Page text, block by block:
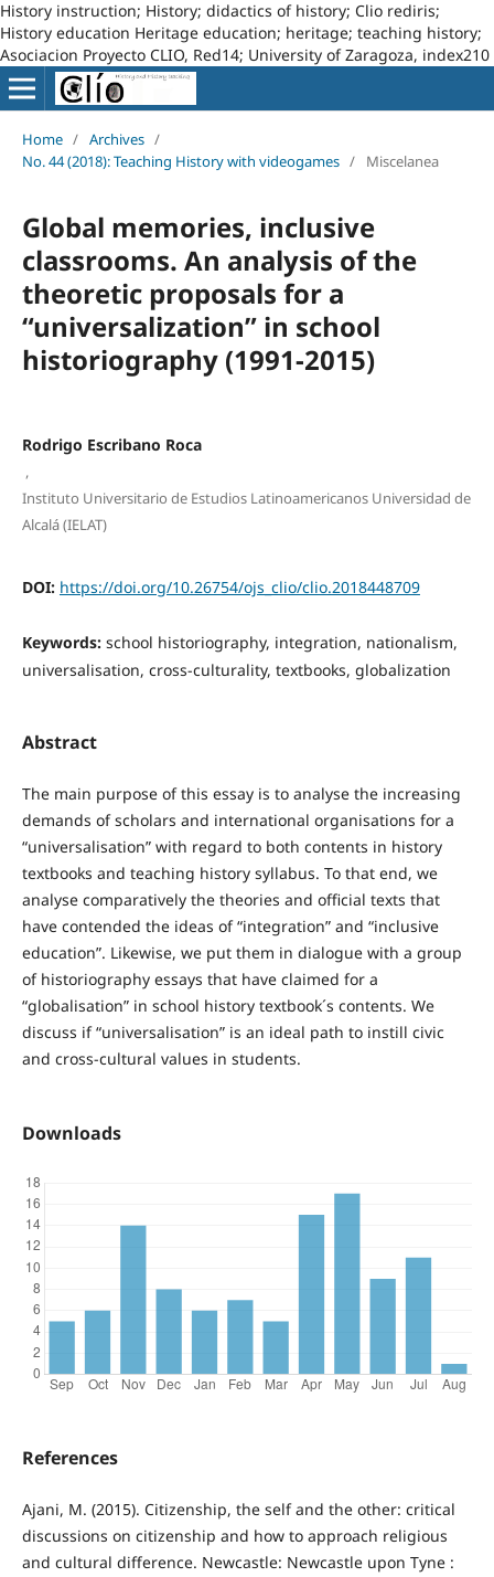
History instruction; History; didactics of history; Clio rediris;
History education Heritage education; heritage; teaching history;
Asociacion Proyecto CLIO, Red14; University of Zaragoza, index210
Home / Archives /
No. 44 (2018): Teaching History with videogames / Miscelanea
Global memories, inclusive
classrooms. An analysis of the
theoretic proposals for a
“universalization” in school
historiography (1991-2015)
Rodrigo Escribano Roca
,
Instituto Universitario de Estudios Latinoamericanos Universidad de
Alcalá (IELAT)
DOI: https://doi.org/10.26754/ojs_clio/clio.2018448709
Keywords: school historiography, integration, nationalism,
universalisation, cross-culturality, textbooks, globalization
Abstract
The main purpose of this essay is to analyse the increasing
demands of scholars and international organisations for a
“universalisation” with regard to both contents in history
textbooks and teaching history syllabus. To that end, we
analyse comparatively the theories and official texts that
have contended the ideas of “integration” and “inclusive
education”. Likewise, we put them in dialogue with a group
of historiography essays that have claimed for a
“globalisation” in school history textbook´s contents. We
discuss if “universalisation” is an ideal path to instill civic
and cross-cultural values in students.
Downloads
References
Ajani, M. (2015). Citizenship, the self and the other: critical
discussions on citizenship and how to approach religious
and cultural difference. Newcastle: Newcastle upon Tyne :